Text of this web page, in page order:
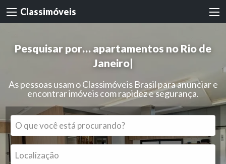
Classimóveis
Pesquisar por…apartamentos no Rio de
Janeiro|
As pessoas usam o Classimóveis Brasil para anunciar e
encontrar imóveis com rapidez e segurança.